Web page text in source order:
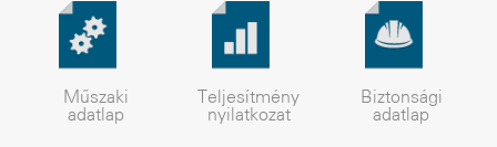
Műszaki
adatlap
Teljesítmény
nyilatkozat
Biztonsági
adatlap